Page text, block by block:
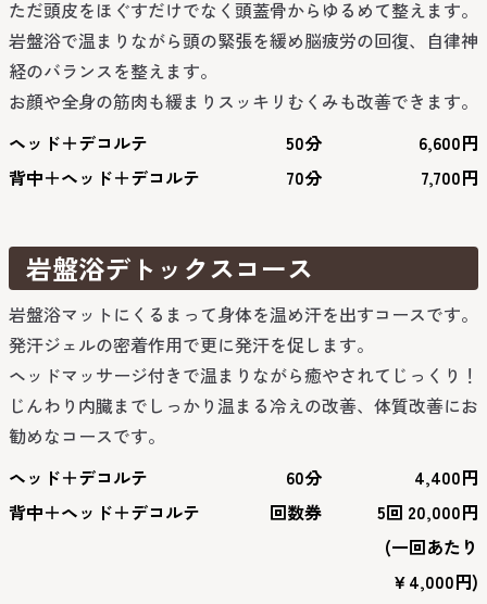
ただ頭皮をほぐすだけでなく頭蓋骨からゆるめて整えます。
岩盤浴で温まりながら頭の緊張を緩め脳疲労の回復、自律神
経のバランスを整えます。
お顔や全身の筋肉も緩まりスッキリむくみも改善できます。
ヘッド＋デコルテ
背中＋ヘッド＋デコルテ
50分
70分
6,600円
7,700円
岩盤浴デトックスコース
岩盤浴マットにくるまって身体を温め汗を出すコースです。
発汗ジェルの密着作用で更に発汗を促します。
ヘッドマッサージ付きで温まりながら癒やされてじっくり！
じんわり内臓までしっかり温まる冷えの改善、体質改善にお
勧めなコースです。
ヘッド＋デコルテ
背中＋ヘッド＋デコルテ
60分
回数券
4,400円
5回 20,000円
(一回あたり
￥4,000円)